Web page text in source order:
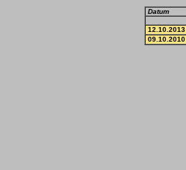
Datum
12.10.2013
09.10.2010